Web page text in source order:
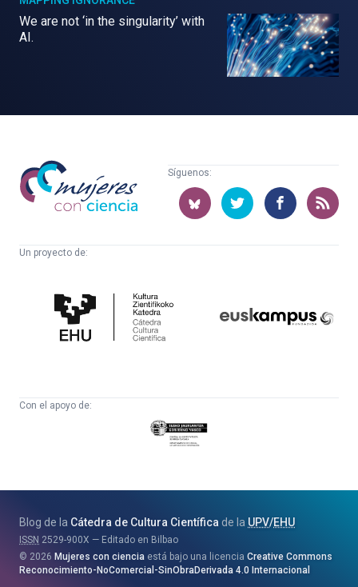
We are not ‘in the singularity’ with
AI.
Mujeres
con
ciencia
Síguenos:
Un proyecto de:
Cultura
Científica
Con el apoyo de:
Eusko
Jaurlaritza
eta
Berrikuntza
Saila
Blog de la Cátedra de Cultura Científicade la UPV/EHU
ISSN 2529-900X
Editado en Bilbao
2026 Mujeres con ciencia está bajo una licencia Creative Commons
Reconocimiento-NoComercial-SinObraDerivada 4.0 Internacional